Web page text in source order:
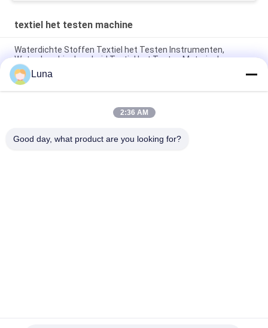
textiel het testen machine
Waterdichte Stoffen Textiel het Testen Instrumenten,
Waterdoordringbaarheid Textiel het Testen Materiaal
Volledig Automatisch de Doordringbaarheidsmeetapparaat
van de Stoffenlucht, Geen Verkleuring en Geen Oxydatie
Automatische rollende machine voor niet-geweven stoffen.
Luna
2:36 AM
Good day, what product are you looking for?